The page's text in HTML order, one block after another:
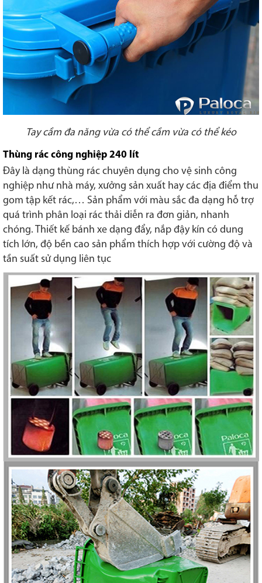
Tay cầm đa năng vừa có thể cầm vừa có thể kéo
Thùng rác công nghiệp 240 lít
Đây là dạng thùng rác chuyên dụng cho vệ sinh công
nghiệp như nhà máy, xưởng sản xuất hay các địa điểm thu
gom tập kết rác,… Sản phẩm với màu sắc đa dạng hỗ trợ
quá trình phân loại rác thải diễn ra đơn giản, nhanh
chóng. Thiết kế bánh xe dạng đẩy, nắp đậy kín có dung
tích lớn, độ bền cao sản phẩm thích hợp với cường độ và
tần suất sử dụng liên tục